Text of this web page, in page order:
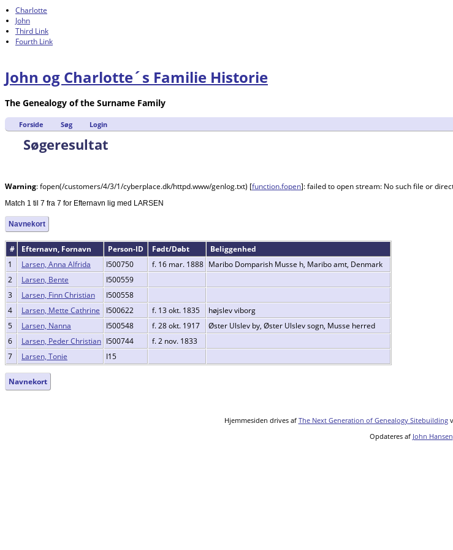
Charlotte
John
Third Link
Fourth Link
John og Charlotte´s Familie Historie
The Genealogy of the Surname Family
Forside Søg Login
Søgeresultat
Warning: fopen(/customers/4/3/1/cyberplace.dk/httpd.www/genlog.txt) [function.fopen]: failed to open stream: No such file or
Match 1 til 7 fra 7 for Efternavn lig med LARSEN
Navnekort
# Efternavn, Fornavn Person-ID Født/Døbt
Beliggenhed
1
Larsen, Anna Alfrida I500750 f. 16 mar. 1888 Maribo Domparish Musse h, Maribo amt, Denmark
2
Larsen, Bente
I500559
3
Larsen, Finn Christian
I500558
4
Larsen, Mette Cathrine I500622 f. 13 okt. 1835
højslev viborg
5
Larsen, Nanna I500548 f. 28 okt. 1917
Øster Ulslev by, Øster Ulslev sogn, Musse herred
6
Larsen, Peder Christian I500744
f. 2 nov. 1833
7
Larsen, Tonie I15
Navnekort
Hjemmesiden drives af The Next Generation of Genealogy Sitebuilding
Opdateres af John Hansen